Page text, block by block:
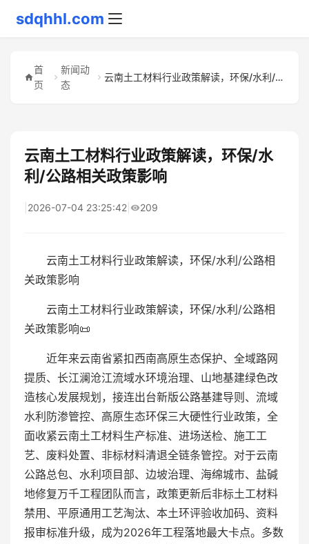
sdqhhl.com
首
页
新闻动
态
云南土工材料行业政策解读，环保/水利/公路相关政策影响
云南土工材料行业政策解读，环保/水
利/公路相关政策影响
2026-07-04 23:25:42 209
云南土工材料行业政策解读，环保/水利/公路相
关政策影响
云南土工材料行业政策解读，环保/水利/公路相
关政策影响📜
近年来云南省紧扣西南高原生态保护、全域路网
提质、长江澜沧江流域水环境治理、山地基建绿色改
造核心发展规划，接连出台新版公路基建导则、流域
水利防渗管控、高原生态环保三大硬性行业政策，全
面收紧云南土工材料生产标准、进场送检、施工工
艺、废料处置、非标材料清退全链条管控。对于云南
公路总包、水利项目部、边坡治理、海绵城市、盐碱
地修复万千工程团队而言，政策更新后非标土工材料
禁用、平原通用工艺淘汰、本土环评验收加码、资料
报审标准升级，成为2026年工程落地最大卡点。多数